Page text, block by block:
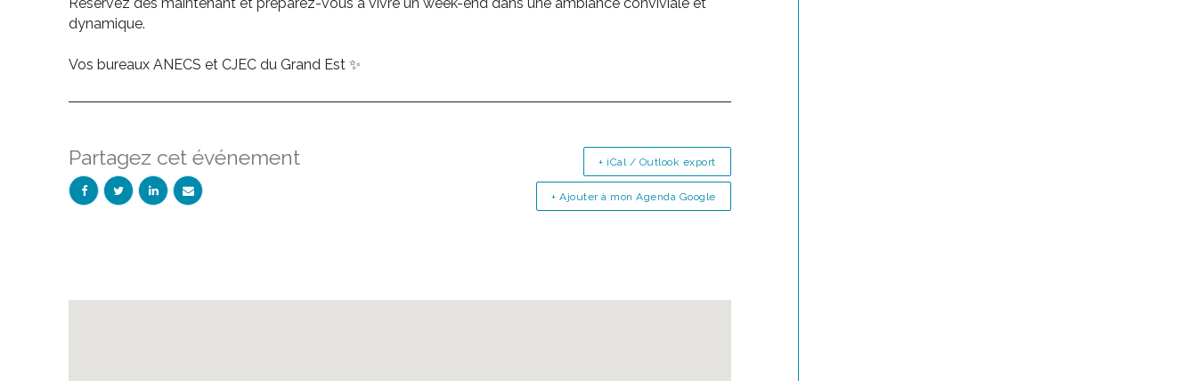
dynamique.
Vos bureaux ANECS et CJEC du Grand Est ✨
Partagez cet événement
+ Ajouter à mon Agenda Google
+ iCal / Outlook export